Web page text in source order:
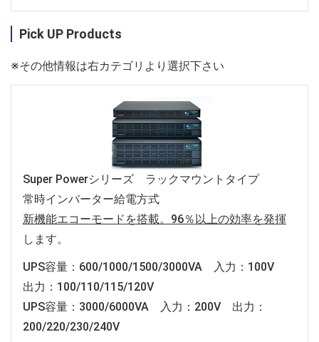
Pick UP Products
※その他情報は右カテゴリより選択下さい
Super Powerシリーズ ラックマウントタイプ
常時インバーター給電方式
新機能エコーモードを搭載。96％以上の効率を発揮
します。
UPS容量：600/1000/1500/3000VA 入力：100V
出力：100/110/115/120V
UPS容量：3000/6000VA 入力：200V 出力：
200/220/230/240V